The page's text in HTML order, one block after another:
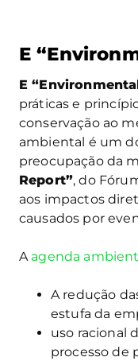
E
E
práticas e
conservação ao
ambiental é um
preocupação da
Report”, do
aos impactos
causados por
A agenda
A redução
estufa da
uso racional
processo de